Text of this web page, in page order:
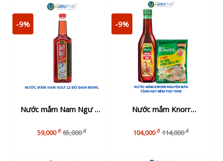
-9%
Nước mắm Nam Ngư 12
59,000đ 65,000đ
-9%
Nước mắm Knorr
thịt 150g
104,000đ 114,000đ